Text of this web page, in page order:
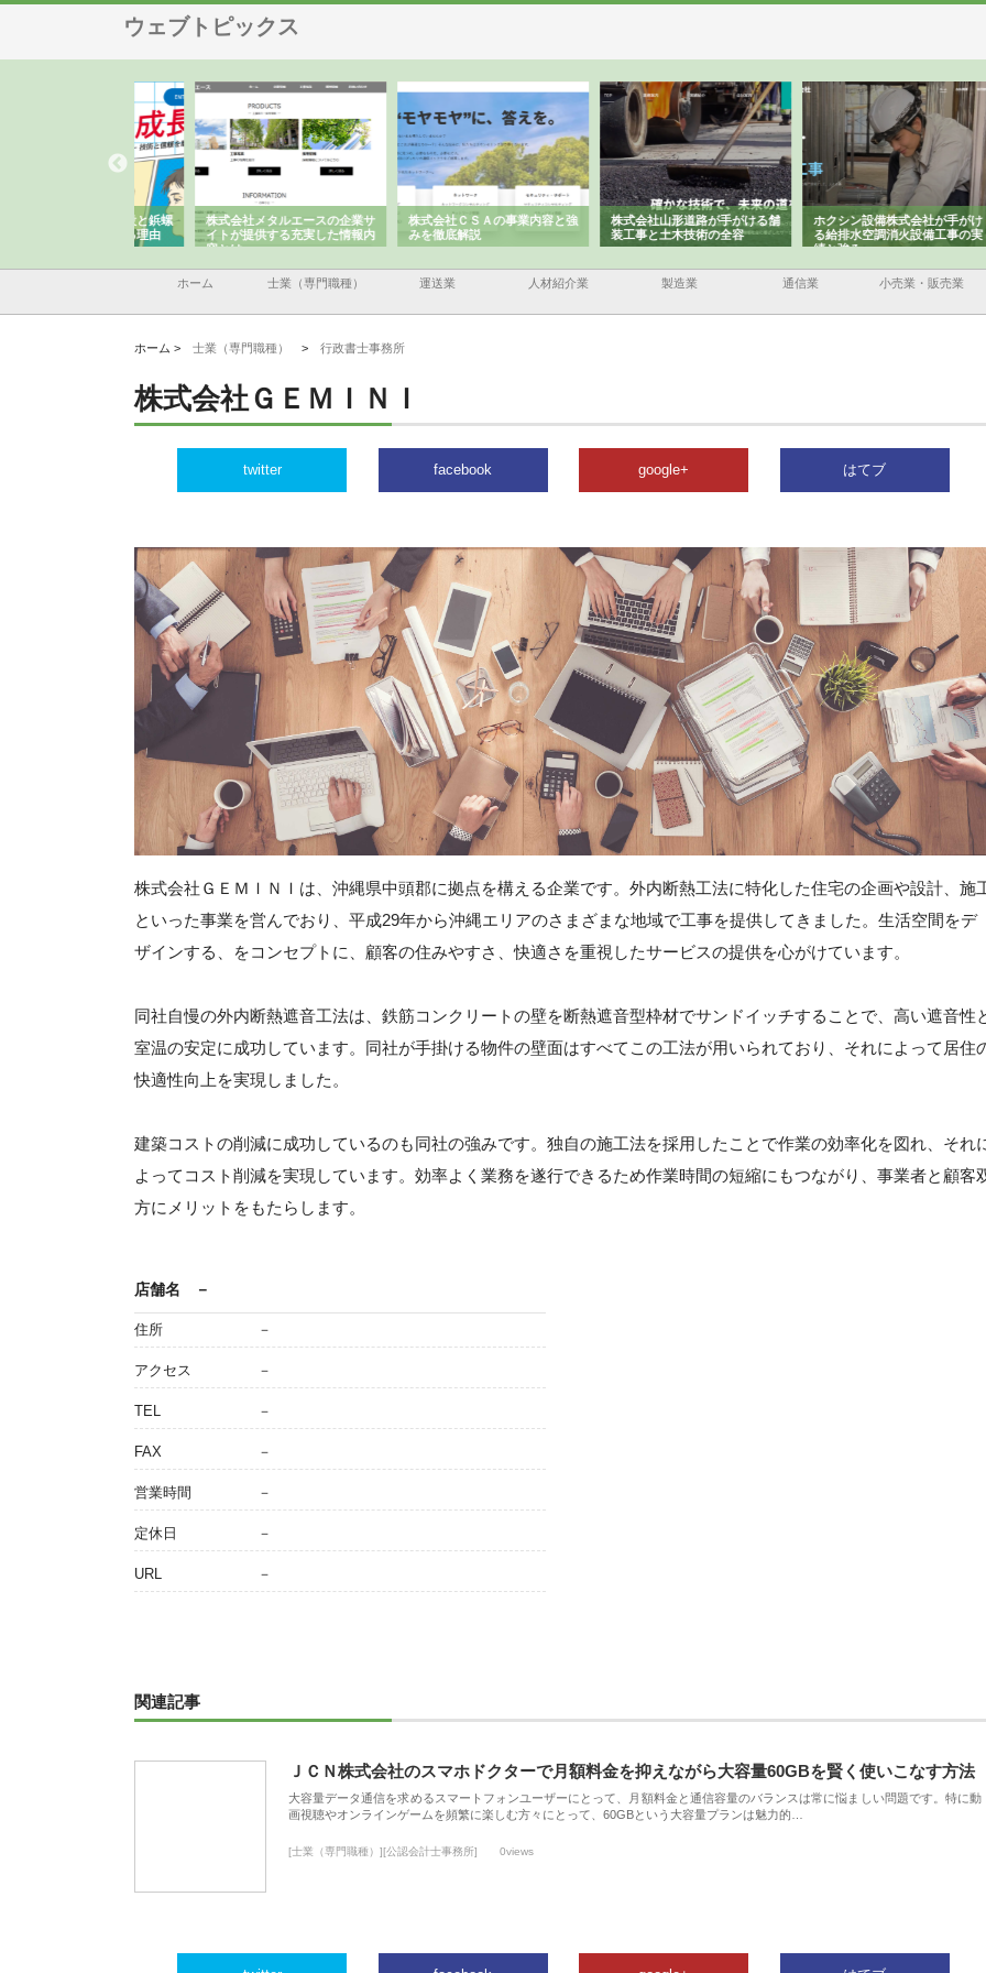
ウェブトピックス
株式会社メタルエースの企業サ
イトが提供する充実した情報内
容とは
株式会社ＣＳＡの事業内容と強
みを徹底解説
株式会社山形道路が手がける舗
装工事と土木技術の全容
ホクシン設備株式会社が手がけ
る給排水空調消火設備工事の実
績と強み
株
の
入
ホーム 士業（専門職種） 運送業 人材紹介業 製造業 通信業 小売業・販売業
ホーム > 士業（専門職種） > 行政書士事務所
株式会社ＧＥＭＩＮＩ
twitter facebook google+ はてブ
株式会社ＧＥＭＩＮＩは、沖縄県中頭郡に拠点を構える企業です。外内断熱工法に特化した住宅の企画や設計、施
といった事業を営んでおり、平成29年から沖縄エリアのさまざまな地域で工事を提供してきました。生活空間をデ
ザインする、をコンセプトに、顧客の住みやすさ、快適さを重視したサービスの提供を心がけています。
同社自慢の外内断熱遮音工法は、鉄筋コンクリートの壁を断熱遮音型枠材でサンドイッチすることで、高い遮音性
室温の安定に成功しています。同社が手掛ける物件の壁面はすべてこの工法が用いられており、それによって居住
快適性向上を実現しました。
建築コストの削減に成功しているのも同社の強みです。独自の施工法を採用したことで作業の効率化を図れ、それ
よってコスト削減を実現しています。効率よく業務を遂行できるため作業時間の短縮にもつながり、事業者と顧客
方にメリットをもたらします。
店舗名 －
住所 －
アクセス －
TEL －
FAX －
営業時間 －
定休日 －
URL －
関連記事
ＪＣＮ株式会社のスマホドクターで月額料金を抑えながら大容量60GBを賢く使いこなす方法
大容量データ通信を求めるスマートフォンユーザーにとって、月額料金と通信容量のバランスは常に悩ましい問題です。特に動
画視聴やオンラインゲームを頻繁に楽しむ方々にとって、60GBという大容量プランは魅力的…
[士業（専門職種）][公認会計士事務所] 0views